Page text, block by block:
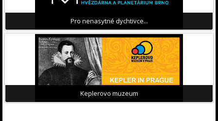
Pro nenasytné dychtivce...
Keplerovo muzeum